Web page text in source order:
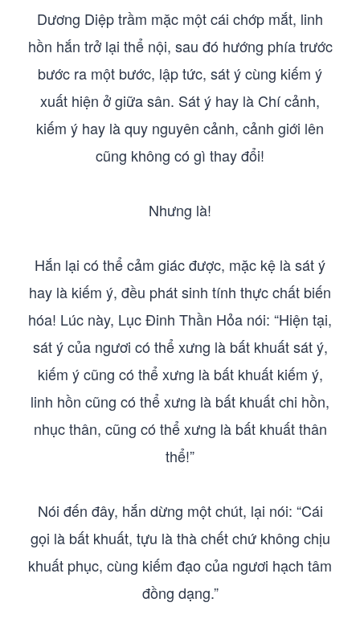
Dương Diệp trầm mặc một cái chớp mắt, linh
hồn hắn trở lại thể nội, sau đó hướng phía trước
bước ra một bước, lập tức, sát ý cùng kiếm ý
xuất hiện ở giữa sân. Sát ý hay là Chí cảnh,
kiếm ý hay là quy nguyên cảnh, cảnh giới lên
cũng không có gì thay đổi!
Nhưng là!
Hắn lại có thể cảm giác được, mặc kệ là sát ý
hay là kiếm ý, đều phát sinh tính thực chất biến
hóa! Lúc này, Lục Đinh Thần Hỏa nói: “Hiện tại,
sát ý của ngươi có thể xưng là bất khuất sát ý,
kiếm ý cũng có thể xưng là bất khuất kiếm ý,
linh hồn cũng có thể xưng là bất khuất chi hồn,
nhục thân, cũng có thể xưng là bất khuất thân
thể!”
Nói đến đây, hắn dừng một chút, lại nói: “Cái
gọi là bất khuất, tựu là thà chết chứ không chịu
khuất phục, cùng kiếm đạo của ngươi hạch tâm
đồng dạng.”